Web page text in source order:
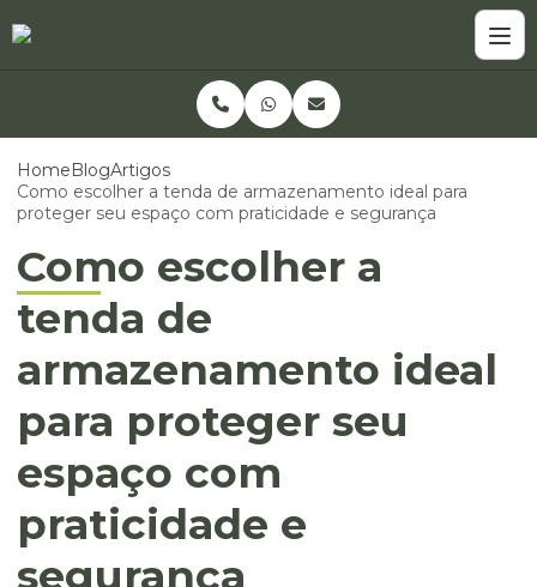
HomeBlogArtigos
Como escolher a tenda de armazenamento ideal para
proteger seu espaço com praticidade e segurança
Como escolher a
tenda de
armazenamento ideal
para proteger seu
espaço com
praticidade e
segurança